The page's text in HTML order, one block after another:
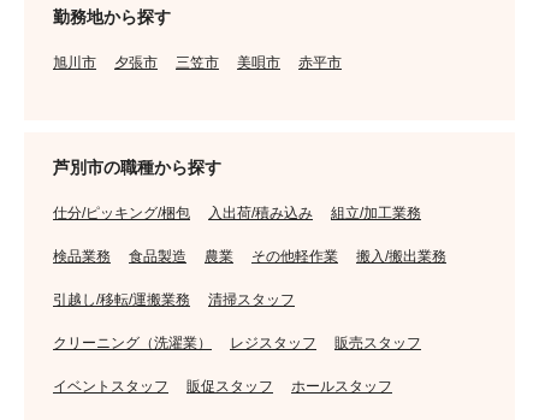
勤務地から探す
旭川市 夕張市 三笠市 美唄市 赤平市
芦別市の職種から探す
仕分/ピッキング/梱包 入出荷/積み込み 組立/加工業務
検品業務 食品製造 農業 その他軽作業 搬入/搬出業務
引越し/移転/運搬業務 清掃スタッフ
クリーニング（洗濯業） レジスタッフ 販売スタッフ
イベントスタッフ 販促スタッフ ホールスタッフ